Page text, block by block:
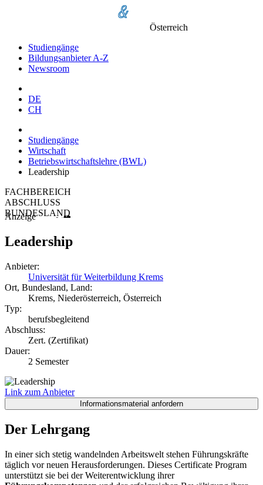
Österreich
Studiengänge
Bildungsanbieter A-Z
Newsroom
DE
CH
Studiengänge
Wirtschaft
Betriebswirtschaftslehre (BWL)
Leadership
FACHBEREICH
ABSCHLUSS
BUNDESLAND
Anzeige
Leadership
Anbieter:
Universität für Weiterbildung Krems
Ort, Bundesland, Land:
Krems, Niederösterreich, Österreich
Typ:
berufsbegleitend
Abschluss:
Zert. (Zertifikat)
Dauer:
2 Semester
Link zum Anbieter
Der Lehrgang
In einer sich stetig wandelnden Arbeitswelt stehen Führungskräfte
täglich vor neuen Herausforderungen. Dieses Certificate Program
unterstützt sie bei der Weiterentwicklung ihrer